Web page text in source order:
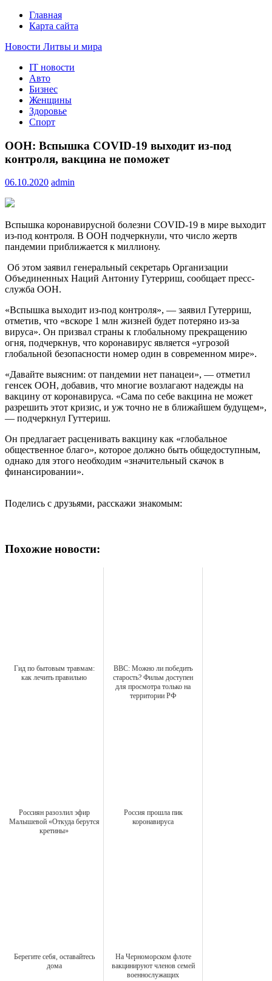
Главная
Карта сайта
Новости Литвы и мира
Свежие события и главные новости часа Литвы и мира на
портале EUROLITVA.RU
IT новости
Авто
Бизнес
Женщины
Здоровье
Спорт
ООН: Вспышка COVID-19 выходит из-под
контроля, вакцина не поможет
06.10.2020 admin
Вспышка коронавирусной болезни COVID-19 в мире выходит
из-под контроля. В ООН подчеркнули, что число жертв
пандемии приближается к миллиону.
Об этом заявил генеральный секретарь Организации
Объединенных Наций Антониу Гутерриш, сообщает пресс-
служба ООН.
«Вспышка выходит из-под контроля», — заявил Гутерриш,
отметив, что «вскоре 1 млн жизней будет потеряно из-за
вируса». Он призвал страны к глобальному прекращению
огня, подчеркнув, что коронавирус является «угрозой
глобальной безопасности номер один в современном мире».
«Давайте выясним: от пандемии нет панацеи», — отметил
генсек ООН, добавив, что многие возлагают надежды на
вакцину от коронавируса. «Сама по себе вакцина не может
разрешить этот кризис, и уж точно не в ближайшем будущем»,
— подчеркнул Гуттериш.
Он предлагает расценивать вакцину как «глобальное
общественное благо», которое должно быть общедоступным,
однако для этого необходим «значительный скачок в
финансировании».
Поделись с друзьями, расскажи знакомым:
Похожие новости:
Гид по бытовым травмам:
как лечить правильно
ВВС: Можно ли победить
старость? Фильм доступен
для просмотра только на
территории РФ
Россиян разозлил эфир
Малышевой «Откуда берутся
кретины»
Россия прошла пик
коронавируса
Берегите себя, оставайтесь
дома
На Черноморском флоте
вакцинируют членов семей
военнослужащих